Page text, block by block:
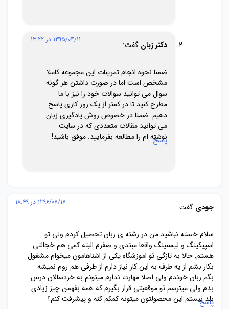
دکتر زبان گفت: 1395/04/11 در 13:22
ضمنا نحوه انجام تمرینات این مجموعه کاملا
مشخص است اما در صورت داشتن هر گونه
سوال می توانید سوالات خود را نیز با ما
مطرح کنید تا در کمتر از یک روز کاری پاسخ
دهیم. ضمنا در خصوص روش یادگیری زبان
می توانید مقالات متعددی که در سایت
نوشته ام را مطالعه بفرمایید. موفق باشید!
پاسخ
جودی گفت: 1396/07/17 در 18:49
سلام خسته نباشید من در رشته ی زبان تحصیل کردم ولی تو
اسپیکینگ و لیسنینگ واقعا مبتدی و صفرم البته کمی هم خجالتی
هستم, حالا به تازگی تو اموزشگاه یکی از اشناهامون میخوام مشغول
بکار بشم از یه طرف به این کار نیاز دارم از طرفی هم روم نمیشه
بگم زبان خوندم ولی اصلا مهارت ندارم میتونم به خردسالان درس
بدم ولی میترسم تو موقعیتی قرار بگیرم که همه بفهمن چیز زیادی
بلد نیستم این محصولتون میتونه کمکم کنه و پیشرفت کنم؟
پاسخ